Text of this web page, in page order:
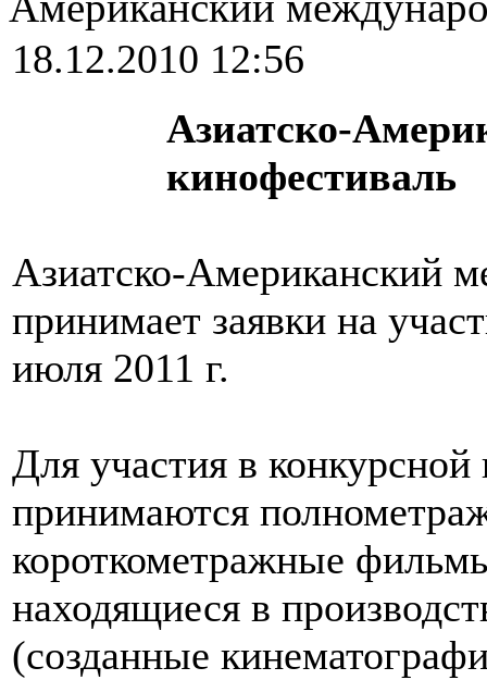
18.12.2010 12:56
Азиатско-
кинофестиваль
Азиатско-Американский
принимает заявки на
июля 2011 г.
Для участия в
принимаются
короткометражные
находящиеся в
(созданные